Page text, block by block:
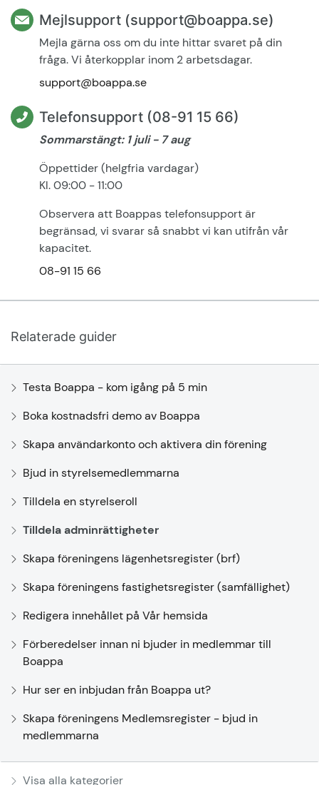
Mejlsupport (support@boappa.se)
Mejla gärna oss om du inte hittar svaret på din
fråga. Vi återkopplar inom 2 arbetsdagar.
support@boappa.se
Telefonsupport (08-91 15 66)
Sommarstängt: 1 juli - 7 aug
Öppettider (helgfria vardagar)
Kl. 09:00 - 11:00
Observera att Boappas telefonsupport är
begränsad, vi svarar så snabbt vi kan utifrån vår
kapacitet.
08-91 15 66
Relaterade guider
Testa Boappa - kom igång på 5 min
Boka kostnadsfri demo av Boappa
Skapa användarkonto och aktivera din förening
Bjud in styrelsemedlemmarna
Tilldela en styrelseroll
Tilldela adminrättigheter
Skapa föreningens lägenhetsregister (brf)
Skapa föreningens fastighetsregister (samfällighet)
Redigera innehållet på Vår hemsida
Förberedelser innan ni bjuder in medlemmar till
Boappa
Hur ser en inbjudan från Boappa ut?
Skapa föreningens Medlemsregister - bjud in
medlemmarna
Visa alla kategorier